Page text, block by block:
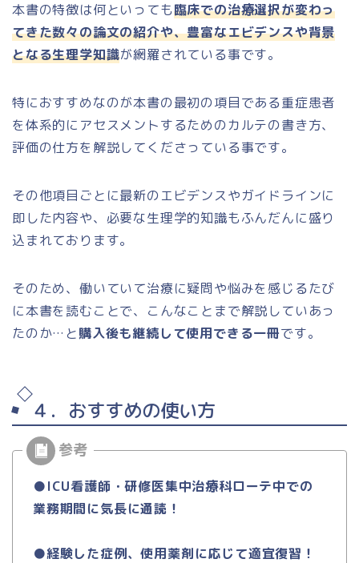
本書の特徴は何といっても臨床での治療選択が変わっ
てきた数々の論文の紹介や、豊富なエビデンスや背景
となる生理学知識が網羅されている事です。
特におすすめなのが本書の最初の項目である重症患者
を体系的にアセスメントするためのカルテの書き方、
評価の仕方を解説してくださっている事です。
その他項目ごとに最新のエビデンスやガイドラインに
即した内容や、必要な生理学的知識もふんだんに盛り
込まれております。
そのため、働いていて治療に疑問や悩みを感じるたび
に本書を読むことで、こんなことまで解説していあっ
たのか…と購入後も継続して使用できる一冊です。
４．おすすめの使い方
●ICU看護師・研修医集中治療科ローテ中での
業務期間に気長に通読！
●経験した症例、使用薬剤に応じて適宜復習！